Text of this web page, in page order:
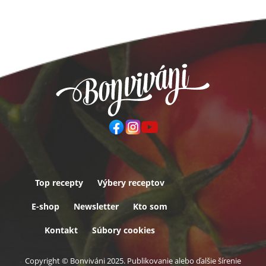
Top recepty Výbery receptov
E-shop Newsletter Kto som
Kontakt Súbory cookies
Copyright © Bonviváni 2025. Publikovanie alebo ďalšie šírenie